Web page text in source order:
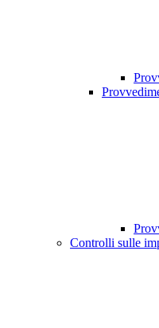
Controlli sulle